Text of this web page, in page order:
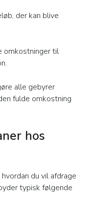
der kan blive
omkostninger til
alle gebyrer
fulde omkostning
hos
du vil afdrage
typisk følgende